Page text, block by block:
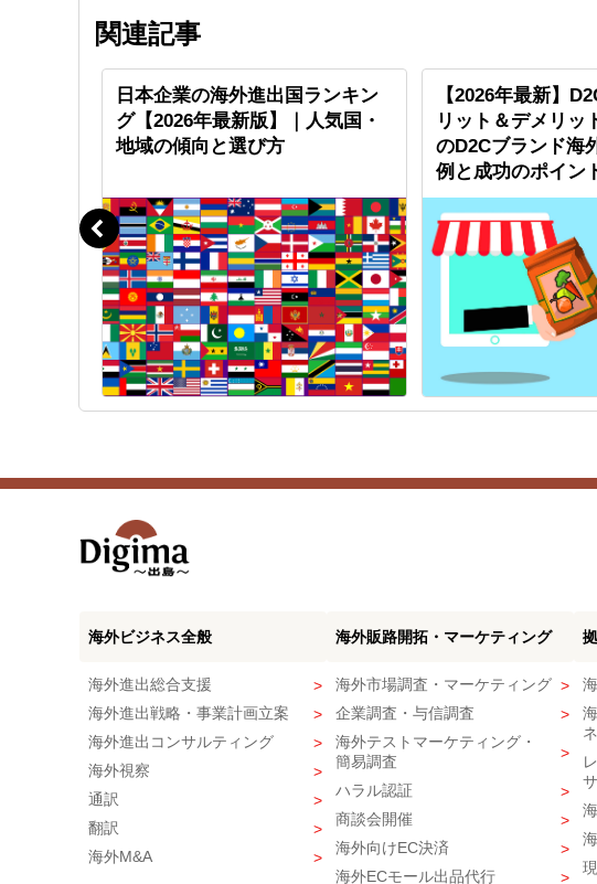
関連記事
日本企業の海外進出国ランキン
グ【2026年最新版】｜人気国・
地域の傾向と選び方
【2026年最新】
リット＆デメリッ
のD2Cブランド海
例と成功のポイン
海外ビジネス全般
海外進出総合支援
海外進出戦略・事業計画立案
海外進出コンサルティング
海外視察
通訳
翻訳
海外M&A
海外販路開拓・マーケティング
海外市場調査・マーケティング
企業調査・与信調査
海外テストマーケティング・
簡易調査
ハラル認証
商談会開催
海外向けEC決済
海外ECモール出品代行